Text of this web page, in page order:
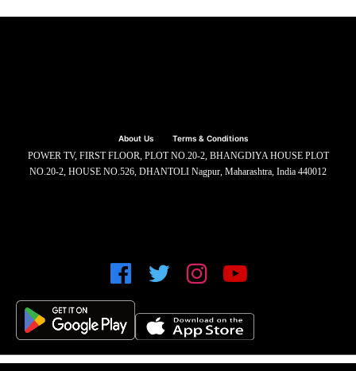
About Us Terms & Conditions
POWER TV, FIRST FLOOR, PLOT NO.20-2, BHANGDIYA HOUSE PLOT
NO.20-2, HOUSE NO.526, DHANTOLI Nagpur, Maharashtra, India 440012